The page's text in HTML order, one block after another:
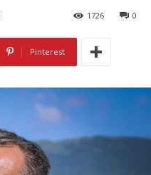
0
1726
Pinterest